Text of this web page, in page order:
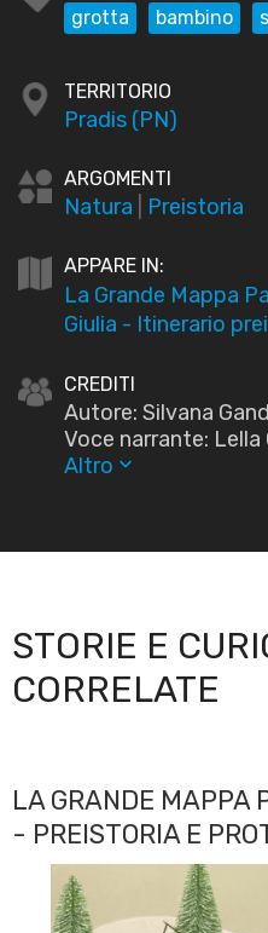
grotta
bambino
TERRITORIO
Pradis (PN)
ARGOMENTI
Natura Preistoria
APPARE IN:
La Grande Mappa
Giulia - Itinerario
CREDITI
Autore: Silvana
Voce narrante: Lella
Altro keyboard_arrow_down
STORIE E
CORRELATE
LA GRANDE MAPPA
- PREISTORIA E